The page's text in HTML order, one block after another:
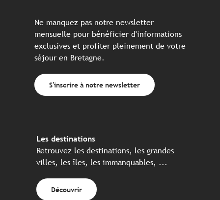
Ne manquez pas notre newsletter
mensuelle pour bénéficier d'informations
exclusives et profiter pleinement de votre
séjour en Bretagne.
S'inscrire à notre newsletter
Les destinations
Retrouvez les destinations, les grandes
villes, les îles, les immanquables, ...
Découvrir